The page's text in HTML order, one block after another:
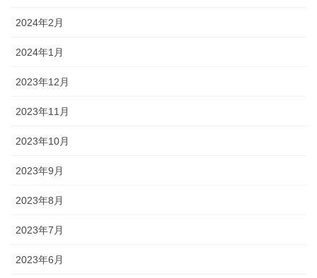
2024年2月
2024年1月
2023年12月
2023年11月
2023年10月
2023年9月
2023年8月
2023年7月
2023年6月